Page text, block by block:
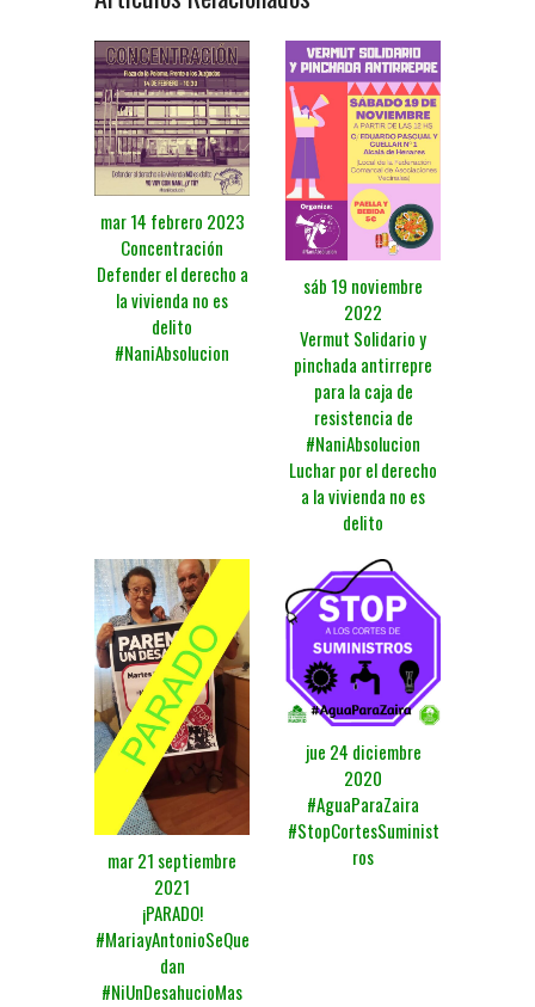
mar 14 febrero 2023
Concentración
Defender el derecho a
la vivienda no es
delito
#NaniAbsolucion
sáb 19 noviembre
2022
Vermut Solidario y
pinchada antirrepre
para la caja de
resistencia de
#NaniAbsolucion
Luchar por el derecho
a la vivienda no es
delito
mar 21 septiembre
2021
¡PARADO!
#MariayAntonioSeQue
dan
#NiUnDesahucioMas
jue 24 diciembre
2020
#AguaParaZaira
#StopCortesSuminist
ros